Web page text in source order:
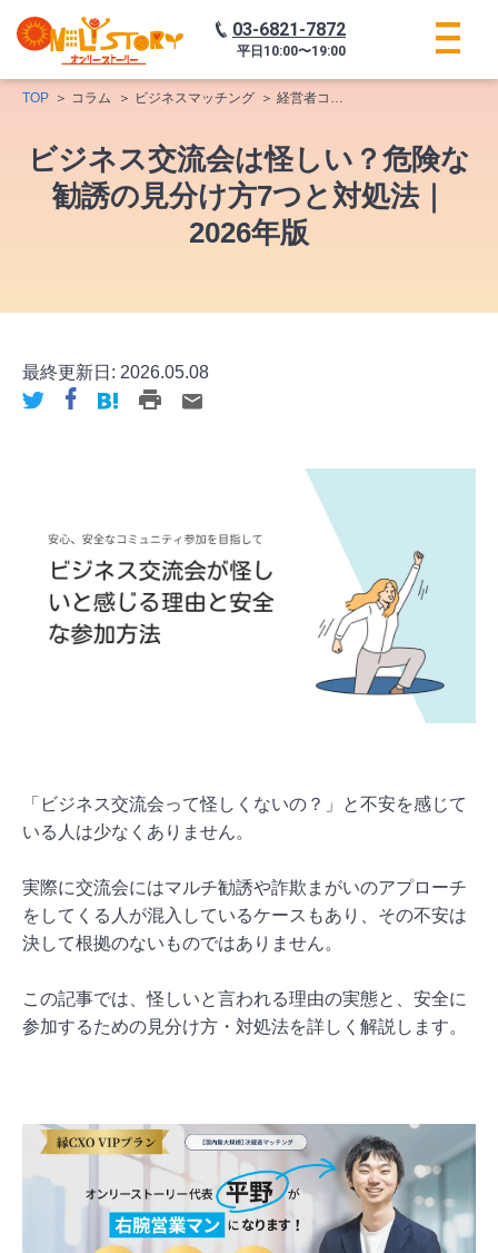
03-6821-7872
平日 10:00〜19:00
TOP コラム ビジネスマッチング 経営者コミュニティ
ビジネス交流会は怪しい？危険な
勧誘の見分け方7つと対処法｜
2026年版
最終更新日: 2026.05.08
「ビジネス交流会って怪しくないの？」と不安を感じて
いる人は少なくありません。
実際に交流会にはマルチ勧誘や詐欺まがいのアプローチ
をしてくる人が混入しているケースもあり、その不安は
決して根拠のないものではありません。
この記事では、怪しいと言われる理由の実態と、安全に
参加するための見分け方・対処法を詳しく解説します。